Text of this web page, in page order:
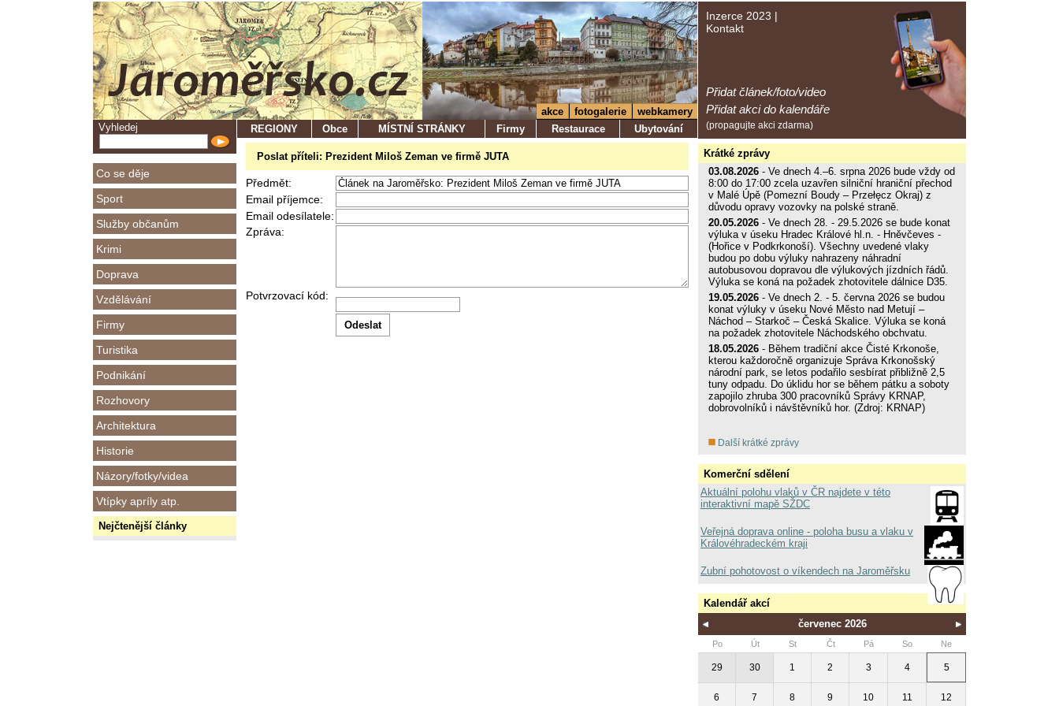
Vyhledej
Co se děje
Sport
Služby občanům
Krimi
Doprava
Vzdělávání
Firmy
Turistika
Podnikání
Rozhovory
Architektura
Historie
Názory/fotky/videa
Vtípky apríly atp.
Nejčtenější články
Inzerce 2023 |
Kontakt
Přidat článek/foto/video
Přidat akci do kalendáře
(propagujte akci zdarma)
akce fotogalerie
webkamery
REGIONY
Obce MÍSTNÍ STRÁNKY Firmy Restaurace Ubytování
Poslat příteli: Prezident Miloš Zeman ve firmě JUTA
Předmět:
Email příjemce:
Email odesílatele:
Zpráva:
Potvrzovací kód:
Krátké zprávy
03.08.2026 - Ve dnech 4.–6. srpna 2026 bude vždy od
8:00 do 17:00 zcela uzavřen silniční hraniční přechod
v Malé Úpě (Pomezní Boudy – Przełęcz Okraj) z
důvodu opravy vozovky na polské straně.
20.05.2026 - Ve dnech 28. - 29.5.2026 se bude konat
výluka v úseku Hradec Králové hl.n. - Hněvčeves -
(Hořice v Podkrkonoší). Všechny uvedené vlaky
budou po dobu výluky nahrazeny náhradní
autobusovou dopravou dle výlukových jízdních řádů.
Výluka se koná na požadek zhotovitele dálnice D35.
19.05.2026 - Ve dnech 2. - 5. června 2026 se budou
konat výluky v úseku Nové Město nad Metují –
Náchod – Starkoč – Česká Skalice. Výluka se koná
na požadek zhotovitele Náchodského obchvatu.
18.05.2026 - Během tradiční akce Čisté Krkonoše,
kterou každoročně organizuje Správa Krkonošský
národní park, se letos podařilo sesbírat přibližně 2,5
tuny odpadu. Do úklidu hor se během pátku a soboty
zapojilo zhruba 300 pracovníků Správy KRNAP,
dobrovolníků i návštěvníků hor. (Zdroj: KRNAP)
Další krátké zprávy
Komerční sdělení
Aktuální polohu vlaků v ČR najdete v této
interaktivní mapě SŽDC
Veřejná doprava online - poloha busu a vlaku v
Královéhradeckém kraji
Zubní pohotovost o víkendech na Jaroměřsku
Kalendář akcí
červenec 2026
Po Út St Čt Pá So Ne
29 30 1 2 3 4 5
6 7 8 9 10 11 12